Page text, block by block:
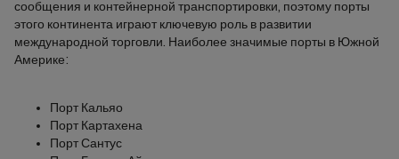
сообщения и контейнерной транспортировки, поэтому порты
этого континента играют ключевую роль в развитии
международной торговли. Наиболее значимые порты в Южной
Америке:
Порт Кальяо
Порт Картахена
Порт Сантус